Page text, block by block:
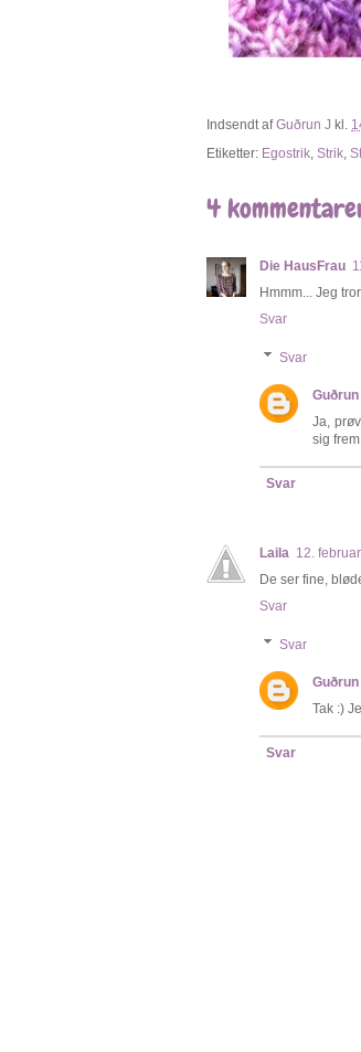
Indsendt afGuðrun J kl.
Etiketter: Egostrik Strik
4
Die HausFrau
Hmmm... Jeg
Svar
Svar
Guðrun
Ja,
sig
Svar
Laila 12.
De ser fine,
Svar
Svar
Guðrun
Tak :)
Svar